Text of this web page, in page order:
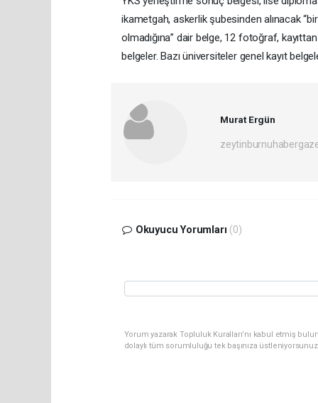
ikametgah, askerlik şubesinden alınacak
olmadığına” dair belge, 12 fotoğraf,
belgeler. Bazı üniversiteler genel kayıt
Murat Ergün
Okuyucu Yorumları (0)
Yorum yazarak Topluluk Kuralları’nı kabul etmiş
dolaylı tüm sorumluluğu tek başınıza